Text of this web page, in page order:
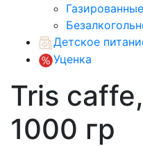
Детское
Уценка
Tris
1000 гр